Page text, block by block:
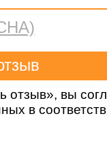
отзыв», вы
в